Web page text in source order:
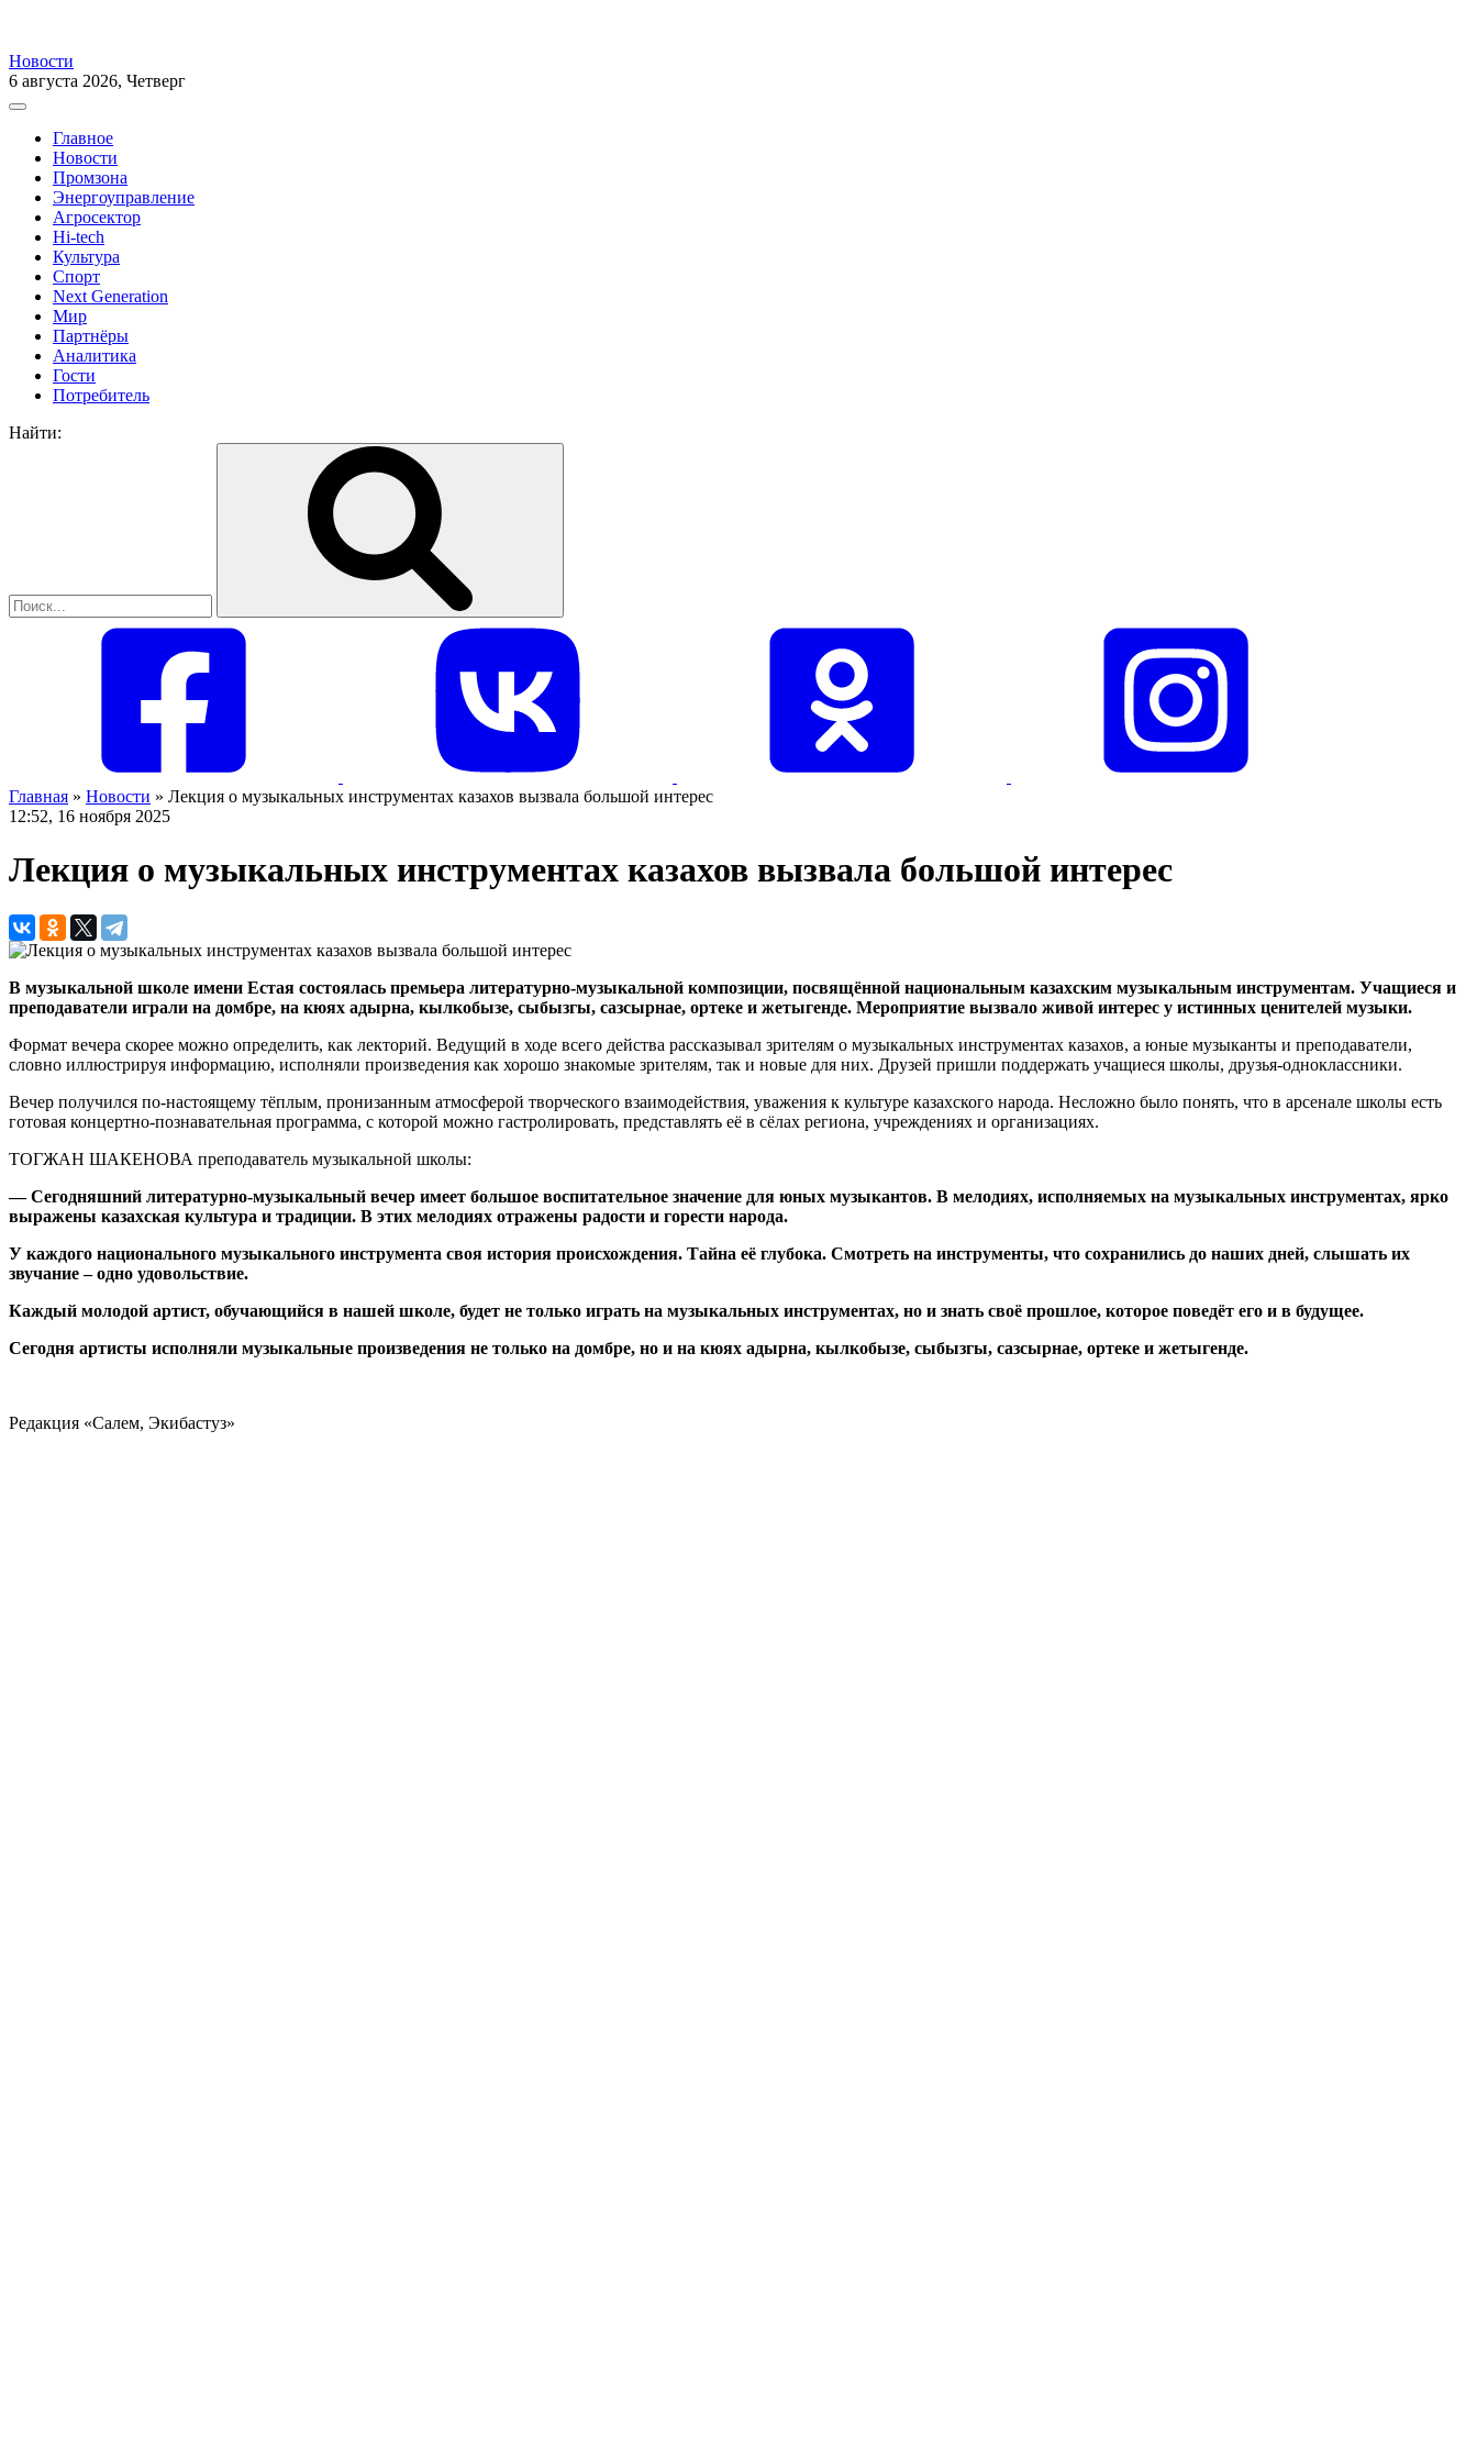
Новости
6 августа 2026, Четверг
Главное
Новости
Промзона
Энергоуправление
Агросектор
Hi-tech
Культура
Спорт
Next Generation
Мир
Партнёры
Аналитика
Гости
Потребитель
Найти:
Главная » Новости » Лекция о музыкальных инструментах казахов вызвала большой интерес
12:52, 16 ноября 2025
Лекция о музыкальных инструментах казахов вызвала большой интерес
В музыкальной школе имени Естая состоялась премьера литературно-музыкальной композиции, посвящённой национальным казахским музыкальным инструментам. Учащиеся и
преподаватели играли на домбре, на кюях адырна, кылкобызе, сыбызгы, сазсырнае, ортеке и жетыгенде. Мероприятие вызвало живой интерес у истинных ценителей музыки.
Формат вечера скорее можно определить, как лекторий. Ведущий в ходе всего действа рассказывал зрителям о музыкальных инструментах казахов, а юные музыканты и преподаватели,
словно иллюстрируя информацию, исполняли произведения как хорошо знакомые зрителям, так и новые для них. Друзей пришли поддержать учащиеся школы, друзья-одноклассники.
Вечер получился по-настоящему тёплым, пронизанным атмосферой творческого взаимодействия, уважения к культуре казахского народа. Несложно было понять, что в арсенале школы есть
готовая концертно-познавательная программа, с которой можно гастролировать, представлять её в сёлах региона, учреждениях и организациях.
ТОГЖАН ШАКЕНОВА преподаватель музыкальной школы:
— Сегодняшний литературно-музыкальный вечер имеет большое воспитательное значение для юных музыкантов. В мелодиях, исполняемых на музыкальных инструментах, ярко
выражены казахская культура и традиции. В этих мелодиях отражены радости и горести народа.
У каждого национального музыкального инструмента своя история происхождения. Тайна её глубока. Смотреть на инструменты, что сохранились до наших дней, слышать их
звучание – одно удовольствие.
Каждый молодой артист, обучающийся в нашей школе, будет не только играть на музыкальных инструментах, но и знать своё прошлое, которое поведёт его и в будущее.
Сегодня артисты исполняли музыкальные произведения не только на домбре, но и на кюях адырна, кылкобызе, сыбызгы, сазсырнае, ортеке и жетыгенде.
Редакция «Салем, Экибастуз»